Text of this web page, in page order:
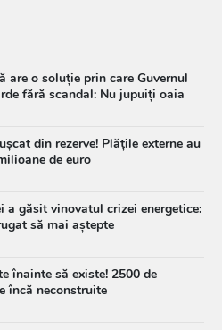
are o soluție prin care Guvernul
fără scandal: Nu jupuiți oaia
din rezerve! Plățile externe au
de euro
a găsit vinovatul crizei energetice:
să mai aștepte
înainte să existe! 2500 de
încă neconstruite